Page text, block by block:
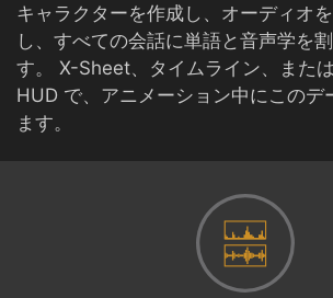
キャラクターを作成し、オーディオ
し、すべての会話に単語と音声学を
す。 X-Sheet、タイムライン、また
HUD で、アニメーション中にこのデ
ます。